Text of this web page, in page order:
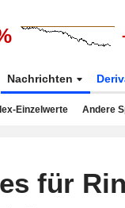
Nachrichten
Einzelwerte Andere
für